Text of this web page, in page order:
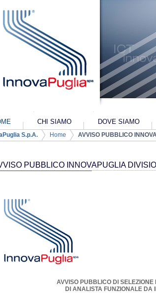
CHI SIAMO
PIANO INDUSTRIALE 2022-2024
DOVE SIAMO
S.p.A. Home AVVISO PUBBLICO
PUBBLICO INNOVAPUGLIA
AVVISO PUBBLICO DI
DI ANALISTA FUNZIONALE DA